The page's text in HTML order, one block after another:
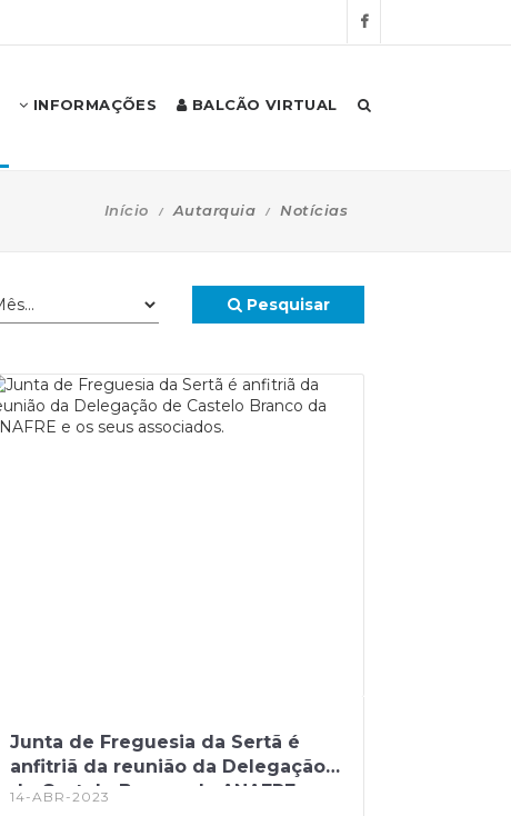
INFORMAÇÕES BALCÃO VIRTUAL
Início Autarquia Notícias
Pesquisar
Junta de Freguesia da Sertã é
anfitriã da reunião da Delegação
de Castelo Branco da ANAFRE e os
14-ABR-2023